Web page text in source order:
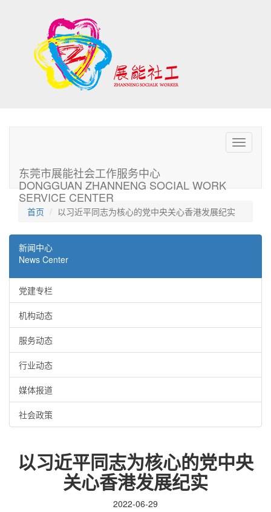
Toggle
东莞市展能社会工作服务中心
DONGGUAN ZHANNENG SOCIAL WORK
SERVICE CENTER
首页 以习近平同志为核心的党中央关心香港发展纪实
新闻中心
News Center
党建专栏
机构动态
服务动态
行业动态
媒体报道
社会政策
以习近平同志为核心的党中央
关心香港发展纪实
2022-06-29